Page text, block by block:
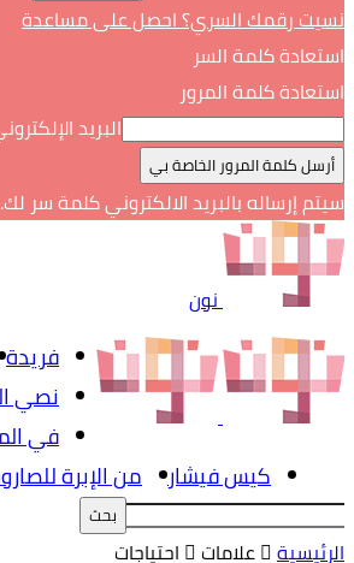
نسيت رقمك السري؟ احصل على مساعدة
استعادة كلمة السر
استعادة كلمة المرور
البريد
سيتم إرساله بالبريد الالكتروني كلمة سر لك.
نون
فريدة
نصي
في
كيس فيشار
من الإبرة
الرئيسية علامات احتياجات